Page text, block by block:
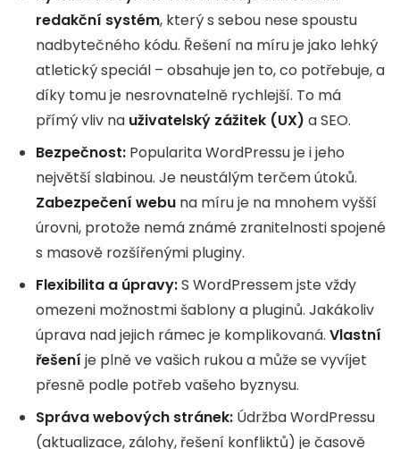
redakční systém, který s sebou nese spoustu
nadbytečného kódu. Řešení na míru je jako lehký
atletický speciál – obsahuje jen to, co potřebuje, a
díky tomu je nesrovnatelně rychlejší. To má
přímý vliv na uživatelský zážitek (UX) a SEO.
Bezpečnost: Popularita WordPressu je i jeho
největší slabinou. Je neustálým terčem útoků.
Zabezpečení webu na míru je na mnohem vyšší
úrovni, protože nemá známé zranitelnosti spojené
s masově rozšířenými pluginy.
Flexibilita a úpravy:S WordPressem jste vždy
omezeni možnostmi šablony a pluginů. Jakákoliv
úprava nad jejich rámec je komplikovaná. Vlastní
řešení je plně ve vašich rukou a může se vyvíjet
přesně podle potřeb vašeho byznysu.
Správa webových stránek: Údržba WordPressu
(aktualizace, zálohy, řešení konfliktů) je časově